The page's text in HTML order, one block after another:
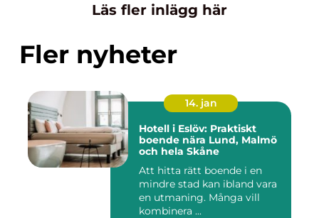
Läs fler inlägg här
Fler nyheter
14. jan
Hotell i Eslöv: Praktiskt
boende nära Lund, Malmö
och hela Skåne
Att hitta rätt boende i en
mindre stad kan ibland vara
en utmaning. Många vill
kombinera ...